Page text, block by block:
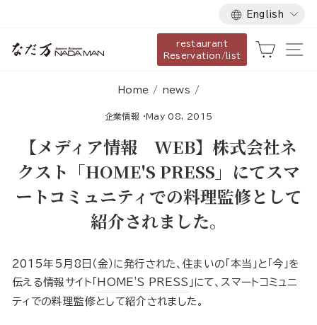
content
Language
English
restaurant
Reservation/list
Cart
Home / news /
企業情報 ·May 08, 2015
【メディア情報 WEB】株式会社ネ
クスト「HOME'S PRESS」にてスマ
ートコミュニティでの料理監修として
紹介されました。
2015年5月8日（金）に発行された、住まいの「本当」と「今」を
伝える情報サイト「 HOME'S PRESS 」にて、スマートコミュニ
ティでの料理監修として紹介されました。